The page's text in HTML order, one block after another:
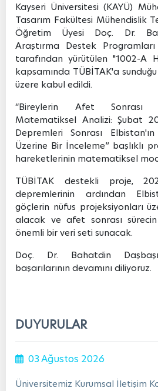
DUYURULAR
03 Ağustos 2026
Üniversitemiz Kurumsal İletişim
Kayseri Üniversitesi (KAYÜ)
Tasarım Fakültesi Mühendislik
Öğretim Üyesi Doç. Dr.
Araştırma Destek Programları
tarafından yürütülen "1002-A
kapsamında TÜBİTAK'a
üzere kabul edildi.
“Bireylerin Afet Sonrası
Matematiksel Analizi: Şubat
Depremleri Sonrası
Üzerine Bir İnceleme” başlıklı
hareketlerinin matematiksel
TÜBİTAK destekli proje,
depremlerinin ardından
göçlerin nüfus projeksiyonları
alacak ve afet sonrası
önemli bir veri seti sunacak.
Doç. Dr. Bahatdin
başarılarının devamını diliyoruz.